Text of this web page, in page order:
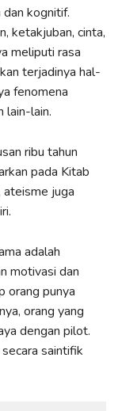
kognitif.
ketakjuban, cinta,
meliputi rasa
terjadinya hal-
fenomena
lain-lain.
ribu tahun
pada Kitab
ateisme juga
adalah
motivasi dan
orang punya
orang yang
dengan pilot.
saintifik